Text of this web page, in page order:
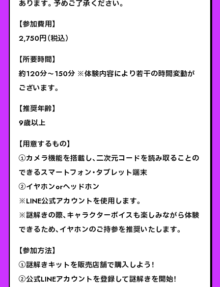
あります。予めご了承ください。
【参加費用】
2,750円（税込）
【所要時間】
約120分〜150分 ※体験内容により若干の時間変動が
ございます。
【推奨年齢】
9歳以上
【用意するもの】
①カメラ機能を搭載し、二次元コードを読み取ることの
できるスマートフォン・タブレット端末
②イヤホンorヘッドホン
※LINE公式アカウントを使用します。
※謎解きの際、キャラクターボイスも楽しみながら体験
できるため、イヤホンのご持参を推奨いたします。
【参加方法】
①謎解きキットを販売店舗で購入しよう！
②公式LINEアカウントを登録して謎解きを開始！